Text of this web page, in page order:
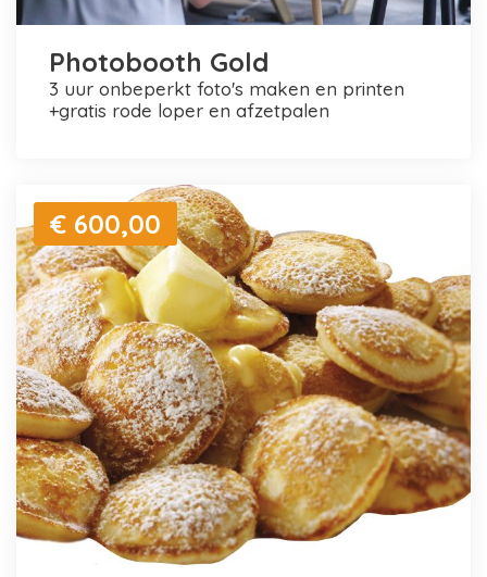
Photobooth Gold
3 uur onbeperkt foto's maken en printen
+gratis rode loper en afzetpalen
€ 600,00